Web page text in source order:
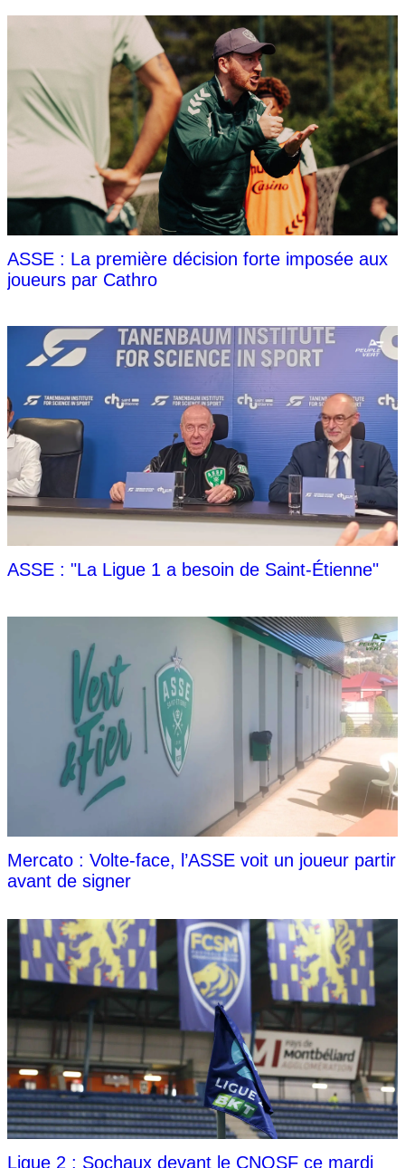
ASSE : La première décision forte imposée aux
joueurs par Cathro
ASSE : "La Ligue 1 a besoin de Saint-Étienne"
Mercato : Volte-face, l’ASSE voit un joueur partir
avant de signer
Ligue 2 : Sochaux devant le CNOSF ce mardi